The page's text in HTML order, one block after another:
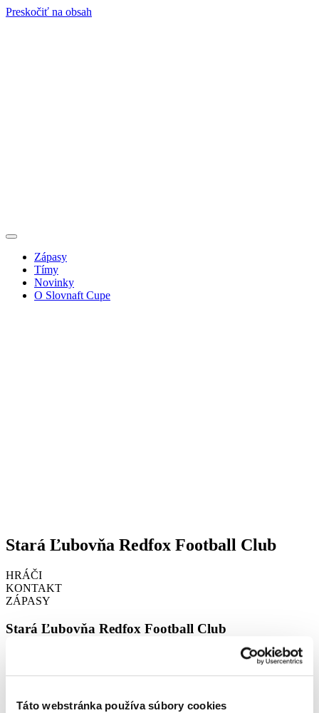
Táto webstránka používa súbory cookies
Preskočiť na obsah
Zápasy
Tímy
Novinky
O Slovnaft Cupe
Stará Ľubovňa Redfox Football Club
HRÁČI
KONTAKT
ZÁPASY
Stará Ľubovňa Redfox Football Club